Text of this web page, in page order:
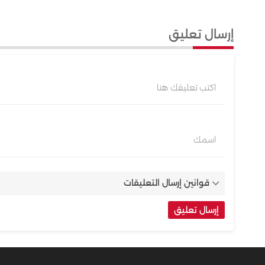
إرسال تعليق
اكتب تعليقك هنا
اسمك
قوانين إرسال التعليقات